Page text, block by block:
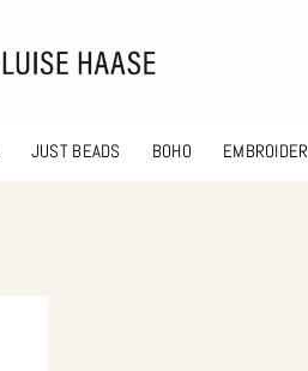
JUST BEADS BOHO